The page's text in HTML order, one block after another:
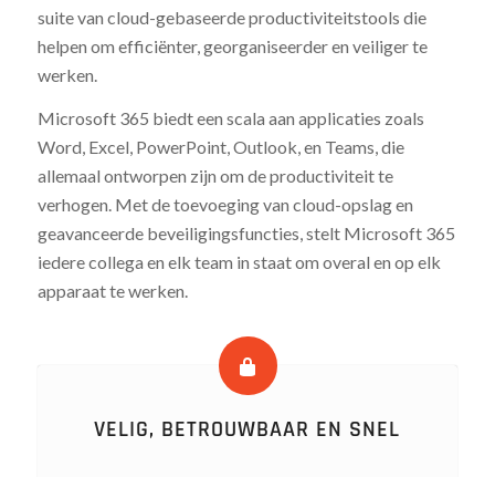
suite van cloud-gebaseerde productiviteitstools die
helpen om efficiënter, georganiseerder en veiliger te
werken.
Microsoft 365 biedt een scala aan applicaties zoals
Word, Excel, PowerPoint, Outlook, en Teams, die
allemaal ontworpen zijn om de productiviteit te
verhogen. Met de toevoeging van cloud-opslag en
geavanceerde beveiligingsfuncties, stelt Microsoft 365
iedere collega en elk team in staat om overal en op elk
apparaat te werken.
VELIG, BETROUWBAAR EN SNEL